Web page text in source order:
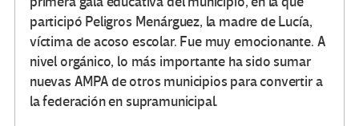
participó Peligros Menárguez, la madre de Lucía,
víctima de acoso escolar. Fue muy emocionante. A
nivel orgánico, lo más importante ha sido sumar
nuevas AMPA de otros municipios para convertir a
la federación en supramunicipal.